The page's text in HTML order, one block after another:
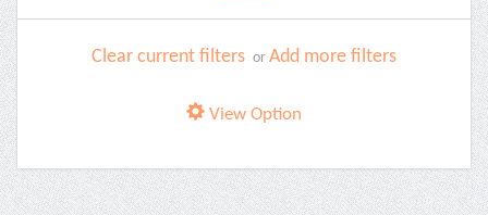
Clear current filters or Add more filters
View Option